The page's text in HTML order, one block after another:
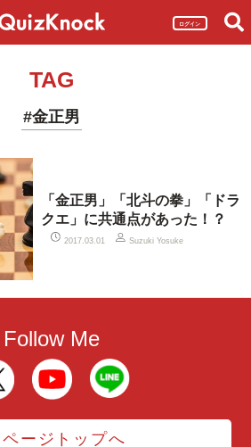
ログイン
TAG
#金正男
「金正男」「北斗の拳」「ドラ
クエ」に共通点があった！？
2017.03.01 Suzuki Yosuke
Follow Me
ページトップへ